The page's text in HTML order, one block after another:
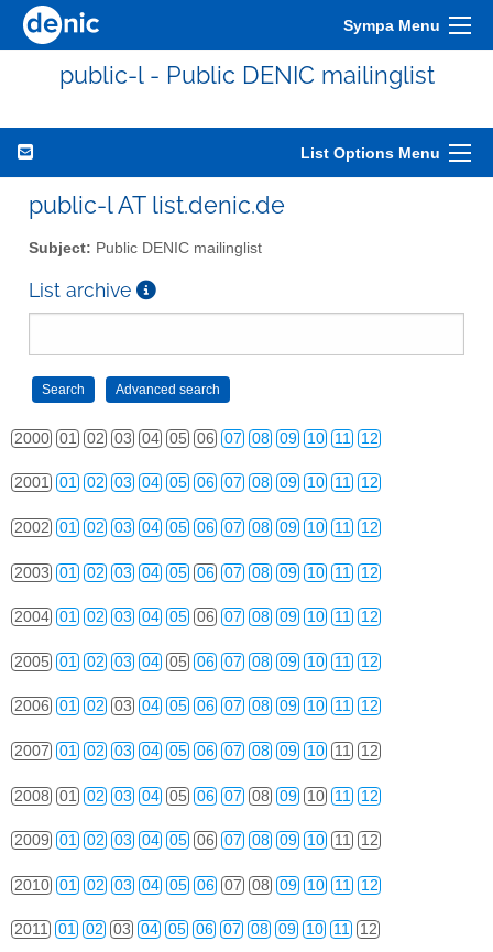
Sympa Menu
public-l - Public DENIC mailinglist
List Options Menu
public-l AT list.denic.de
Subject: Public DENIC mailinglist
List archive
2000 01 02 03 04 05 06 07 08 09 10 11 12
2001 01 02 03 04 05 06 07 08 09 10 11 12
2002 01 02 03 04 05 06 07 08 09 10 11 12
2003 01 02 03 04 05 06 07 08 09 10 11 12
2004 01 02 03 04 05 06 07 08 09 10 11 12
2005 01 02 03 04 05 06 07 08 09 10 11 12
2006 01 02 03 04 05 06 07 08 09 10 11 12
2007 01 02 03 04 05 06 07 08 09 10 11 12
2008 01 02 03 04 05 06 07 08 09 10 11 12
2009 01 02 03 04 05 06 07 08 09 10 11 12
2010 01 02 03 04 05 06 07 08 09 10 11 12
2011 01 02 03 04 05 06 07 08 09 10 11 12